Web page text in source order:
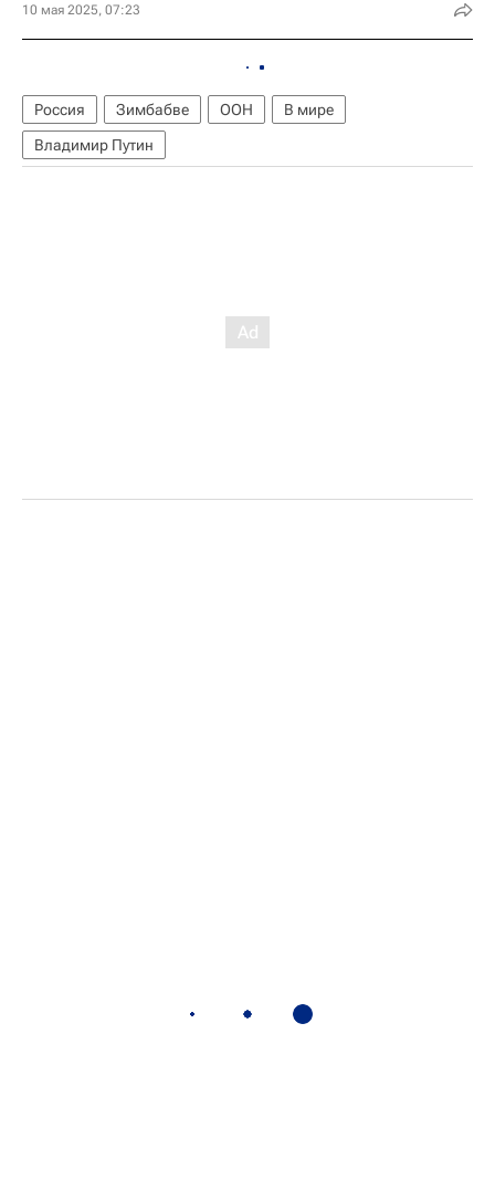
10 мая 2025, 07:23
Россия Зимбабве ООН
В мире
Владимир Путин